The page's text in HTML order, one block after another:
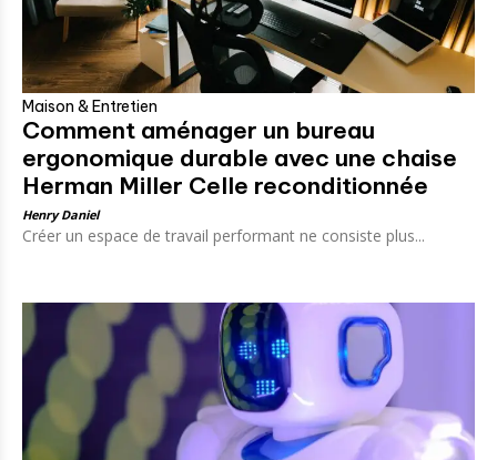
Maison & Entretien
Comment aménager un bureau
ergonomique durable avec une chaise
Herman Miller Celle reconditionnée
Henry Daniel
Créer un espace de travail performant ne consiste plus...